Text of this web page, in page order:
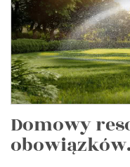
Domowy